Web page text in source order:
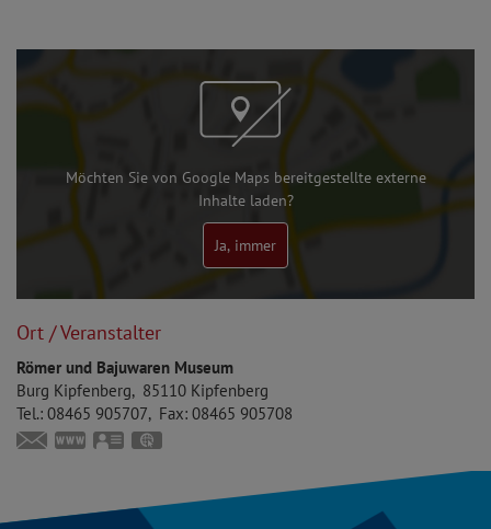
Möchten Sie von Google Maps bereitgestellte externe
Inhalte laden?
Ja, immer
Ort / Veranstalter
Römer und Bajuwaren Museum
Burg Kipfenberg
85110 Kipfenberg
Tel.: 08465 905707 Fax: 08465 905708
museum@markt-kipfenberg.de
www.bajuwaren-kipfenberg.de
vCard